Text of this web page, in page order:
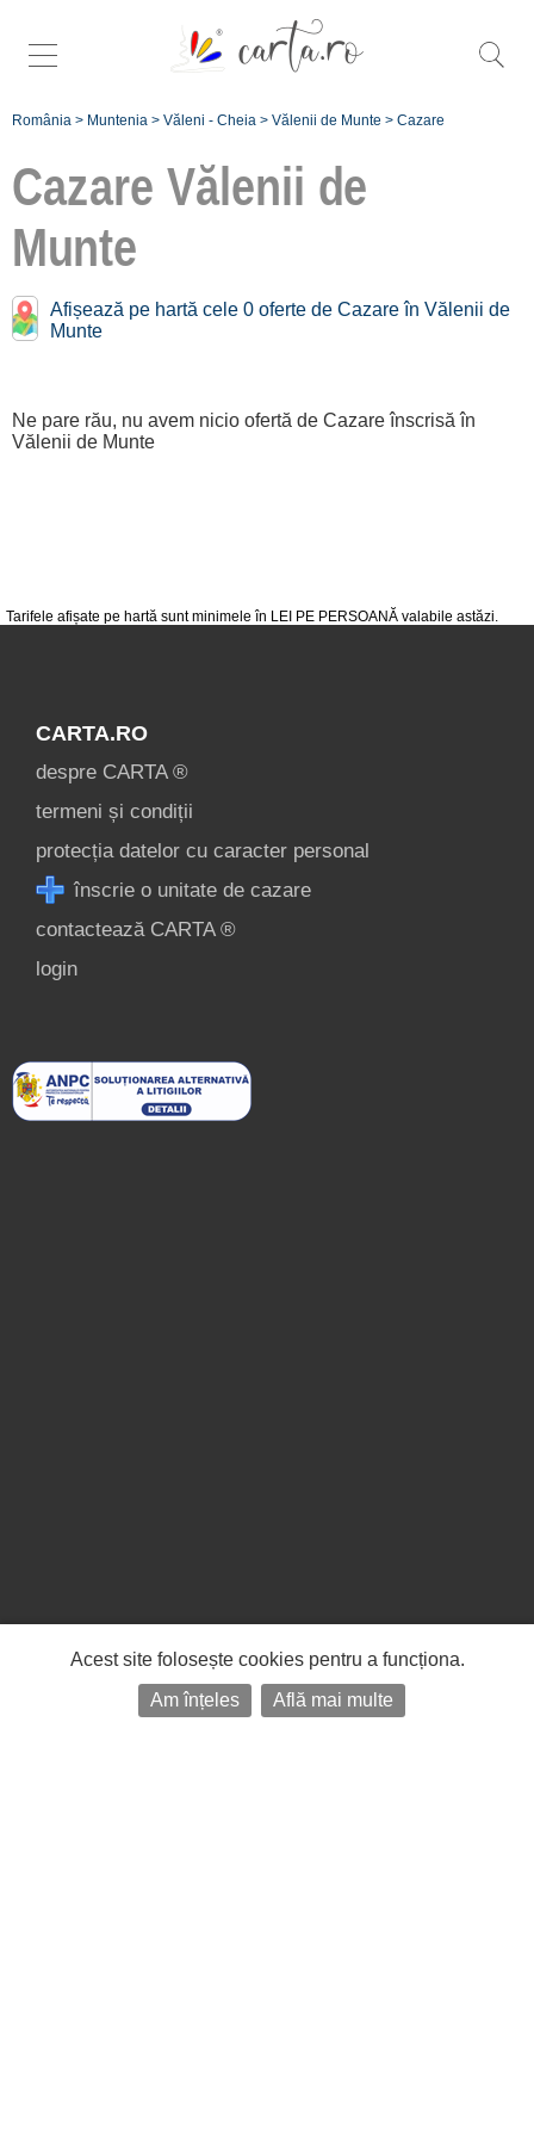
România > Muntenia > Văleni - Cheia > Vălenii de Munte > Cazare
Cazare Vălenii de
Munte
Afișează pe hartă cele 0 oferte de Cazare în Vălenii de
Munte
Tarifele afișate pe hartă sunt minimele în LEI PE PERSOANĂ valabile astăzi.
Ne pare rău, nu avem nicio ofertă de Cazare înscrisă în
Vălenii de Munte
Cazare în apropiere de
Slănic Prahova
Cheia
[7 oferte la 30.3 km]
despre C A R T A ®
login
Ce pot vizita în
Vălenii de Munte? »
CARTA.RO
despre CARTA ®
termeni și condiții
protecția datelor cu caracter personal
înscrie o unitate de cazare
contactează CARTA ®
login
Acest site folosește cookies pentru a funcționa.
Am înțeles
Află mai multe